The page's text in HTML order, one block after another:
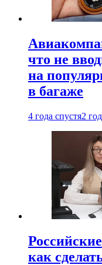
что не
на
в багаже
4 года спустя2
как